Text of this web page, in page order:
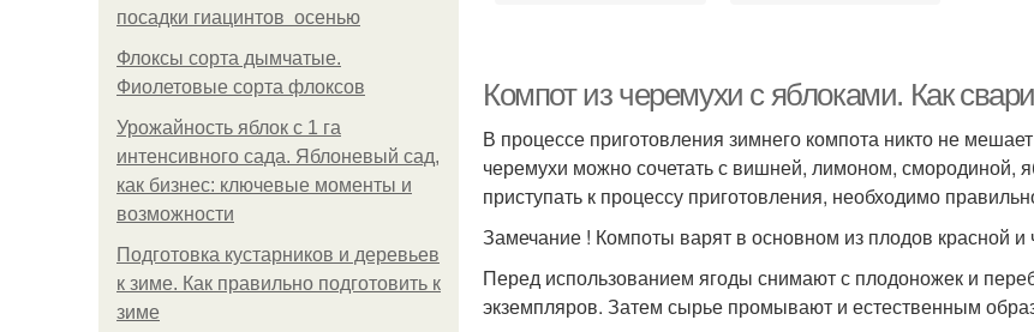
посадки гиацинтов осенью
Флоксы сорта дымчатые.
Фиолетовые сорта флоксов
Урожайность яблок с 1 га
интенсивного сада. Яблоневый сад,
как бизнес: ключевые моменты и
возможности
Подготовка кустарников и деревьев
к зиме. Как правильно подготовить к
зиме
Компот из черемухи с яблоками. Как
В процессе приготовления зимнего компота никто не
черемухи можно сочетать с вишней, лимоном, смородиной,
приступать к процессу приготовления, необходимо
Замечание ! Компоты варят в основном из плодов красной и
Перед использованием ягоды снимают с плодоножек и
экземпляров. Затем сырье промывают и естественным